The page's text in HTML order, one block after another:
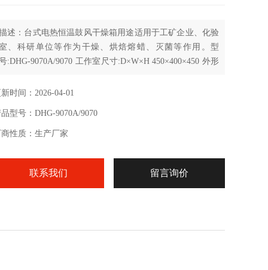
述：台式电热恒温鼓风干燥箱用途适用于工矿企业、化验
、科研单位等作为干燥、烘焙熔蜡、灭菌等作用。型
:DHG-9070A/9070 工作室尺寸:D×W×H 450×400×450 外形
时间：2026-04-01
品型号：DHG-9070A/9070
商性质：生产厂家
联系我们 留言询价